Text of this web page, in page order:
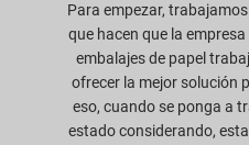
Para empezar,
que hacen que la
embalajes de papel
ofrecer la mejor solución
eso, cuando se ponga a
estado considerando,